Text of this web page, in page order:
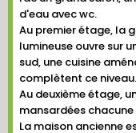
d'eau avec wc.
Au premier étage, la
lumineuse ouvre sur
sud, une cuisine
complètent ce niveau.
Au deuxième étage,
mansardées
La maison ancienne